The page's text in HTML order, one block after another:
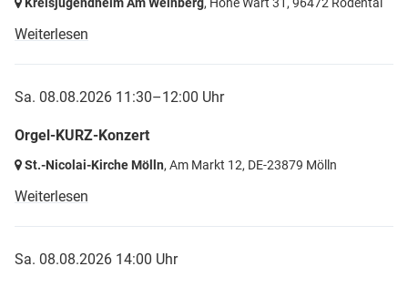
Weiterlesen
Sa. 08.08.2026 11:30–12:00 Uhr
Orgel-KURZ-Konzert
St.-Nicolai-Kirche Mölln, Am Markt 12, DE-23879 Mölln
Weiterlesen
Sa. 08.08.2026 14:00 Uhr